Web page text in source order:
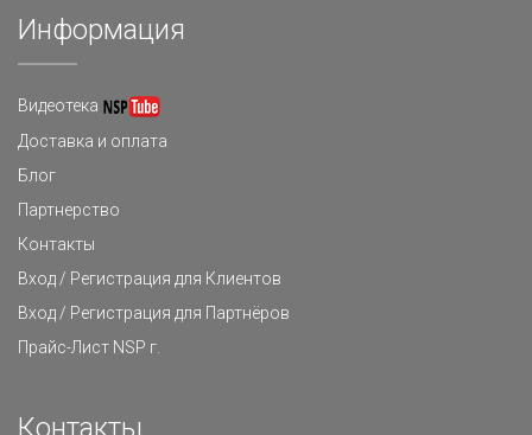
Информация
Видеотека
Доставка и оплата
Блог
Партнерство
Контакты
Вход / Регистрация для Клиентов
Вход / Регистрация для Партнёров
Прайс-Лист NSP г.
Контакты